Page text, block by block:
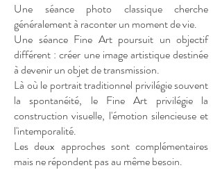
Une séance photo classique cherche
généralement à raconter un moment de vie.
Une séance Fine Art poursuit un objectif
différent : créer une image artistique destinée
à devenir un objet de transmission.
Là où le portrait traditionnel privilégie souvent
la spontanéité, le Fine Art privilégie la
construction visuelle, l'émotion silencieuse et
l'intemporalité.
Les deux approches sont complémentaires
mais ne répondent pas au même besoin.